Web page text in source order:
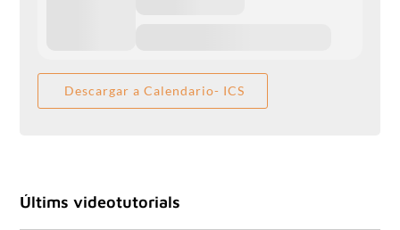
Descargar a Calendario- ICS
Últims videotutorials